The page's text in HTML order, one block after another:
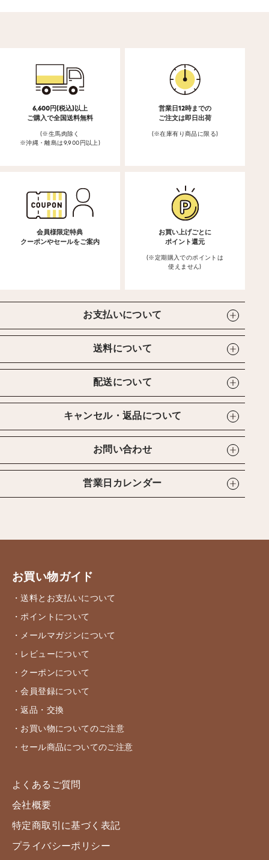
6,600円(税込)以上
ご購入で全国送料無料
(※生馬肉除く
※沖縄・離島は9,900円以上)
営業日12時までの
ご注文は即日出荷
(※在庫有り商品に限る)
会員様限定特典
クーポンやセールをご案内
お買い上げごとに
ポイント還元
(※定期購入でのポイントは
使えません)
お支払いについて
送料について
配送について
キャンセル・返品について
お問い合わせ
営業日カレンダー
お買い物ガイド
・送料とお支払いについて
・ポイントについて
・メールマガジンについて
・レビューについて
・クーポンについて
・会員登録について
・返品・交換
・お買い物についてのご注意
・セール商品についてのご注意
よくあるご質問
会社概要
特定商取引に基づく表記
プライバシーポリシー